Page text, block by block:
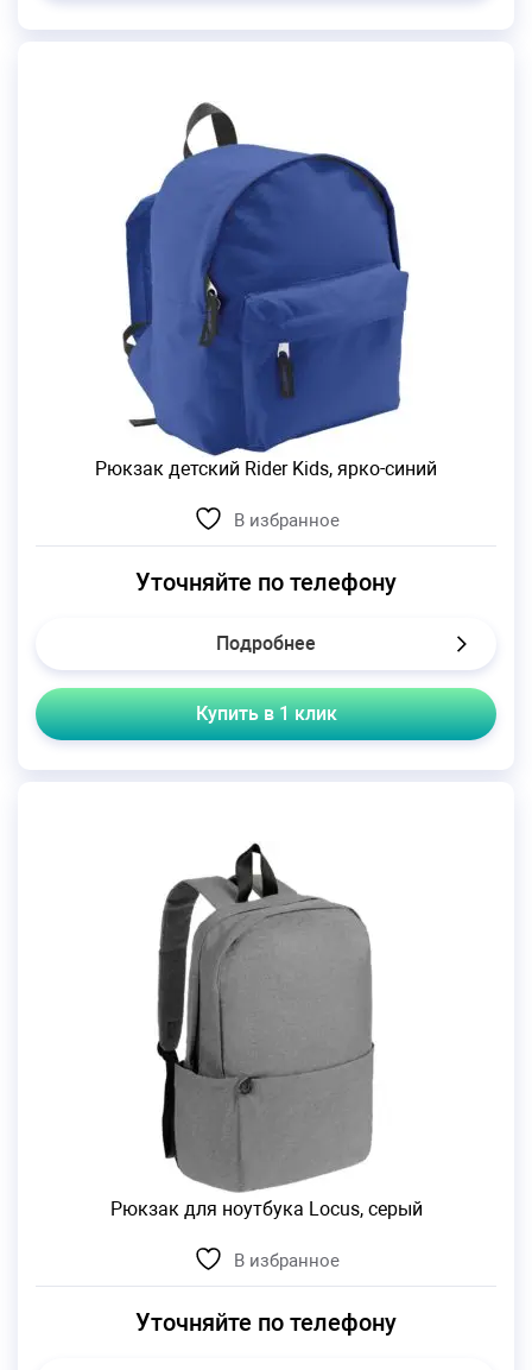
Рюкзак детский Rider Kids, ярко-синий
В избранное
Уточняйте по телефону
Подробнее
Купить в 1 клик
Рюкзак для ноутбука Locus, серый
В избранное
Уточняйте по телефону